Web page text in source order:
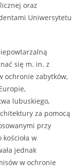
oraz
Uniwersytetu
się m. in. z
ochronie zabytków,
lubuskiego,
za pomocą
przy
w
jednak
w ochronie